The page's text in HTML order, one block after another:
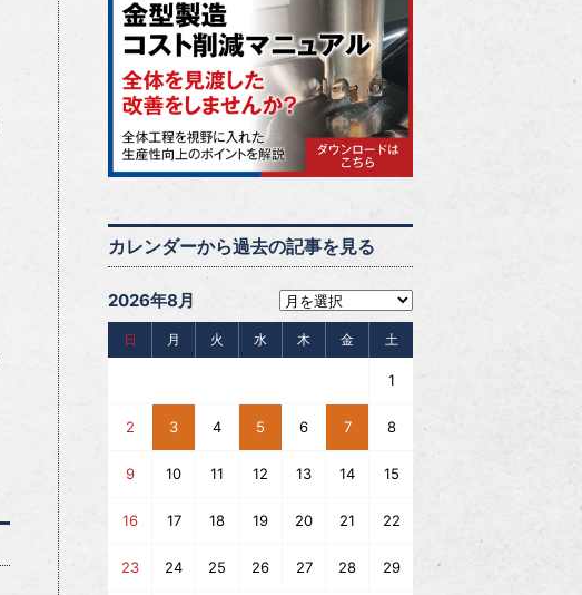
カレンダーから過去の記事を見る
2026年8月
日 月 火 水 木 金 土
1
2 3 4 5 6 7 8
9 10 11 12 13 14 15
16 17 18 19 20 21 22
23 24 25 26 27 28 29